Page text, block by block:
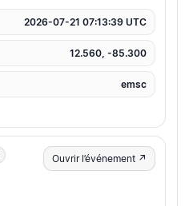
2026-07-21 07:13:39 UTC
12.560, -85.300
emsc
Ouvrir l’événement ↗